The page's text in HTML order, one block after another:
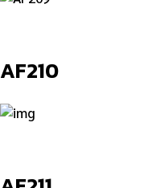
AF210